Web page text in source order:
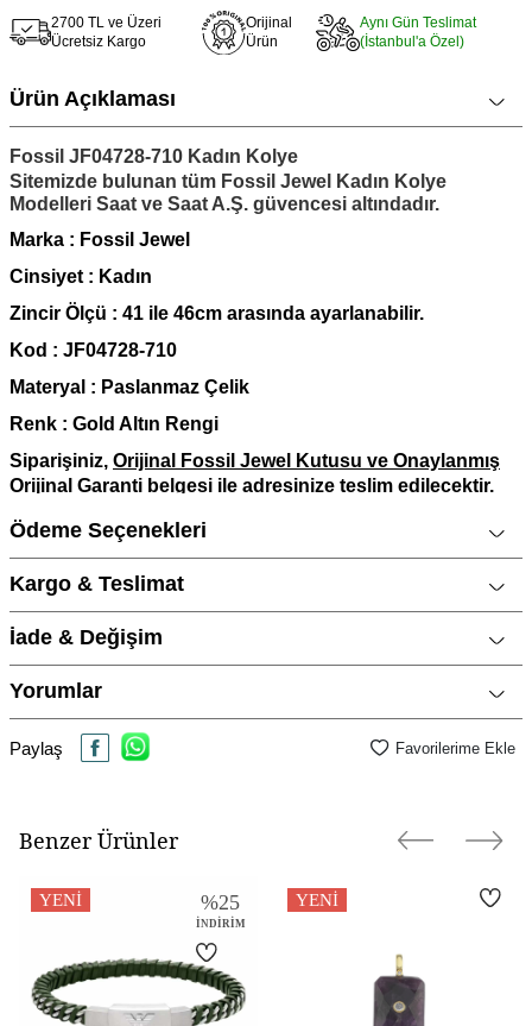
2700 TL ve Üzeri
Ücretsiz Kargo
Orijinal
Ürün
Aynı Gün Teslimat
(İstanbul'a Özel)
Ürün Açıklaması
Fossil JF04728-710 Kadın Kolye
Sitemizde bulunan tüm Fossil Jewel Kadın Kolye
Modelleri Saat ve Saat A.Ş. güvencesi altındadır.
Marka : Fossil Jewel
Cinsiyet : Kadın
Zincir Ölçü : 41 ile 46cm arasında ayarlanabilir.
Kod : JF04728-710
Materyal : Paslanmaz Çelik
Renk : Gold Altın Rengi
Siparişiniz, Orijinal Fossil Jewel Kutusu ve Onaylanmış
Orijinal Garanti belgesi ile adresinize teslim edilecektir.
%100 Orjinal Ürün ve En İyi Fiyat
Türkiye Yetkili Bayii
İstanbul Özdilekpark AVM CNG Kuyumculuk
Mağazamızdan da ürünü yakından inceleyip satın
Altın ve Gümüş Takılar İçin
gönderilecektir
mağaza fiyatlarımızdan daha ucuz olabilir.
Kategori Kolye
Taş Cinsi
Materyal Rengi
Ödeme Seçenekleri
Kargo & Teslimat
İade & Değişim
Yorumlar
Paylaş Favorilerime Ekle
Benzer Ürünler
YENI %25
İNDIRIM
YENI